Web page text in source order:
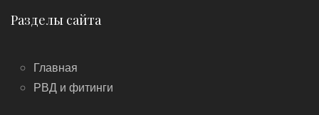
Разделы сайта
Главная
РВД и фитинги